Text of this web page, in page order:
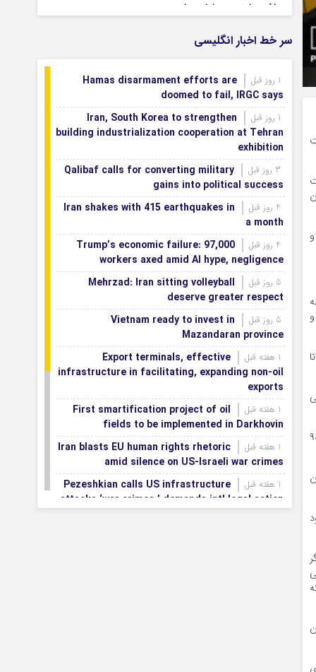
سه
و به حدود ۶۰۰ دستگاه اتوبوس در ۸۴ خط رسید و ۹۰
حاشیه زاینده‌رود ادامه دارد
۷۴ هزار زائر اصفهانی اربعین با اتوبوس
بازگشتند
شد
سر خط اخبار انگلیسی
Hamas disarmament efforts are
doomed to fail, IRGC says
Iran, South Korea to strengthen
building industrialization cooperation at Tehran
exhibition
Qalibaf calls for converting military
gains into political success
Iran shakes with 415 earthquakes in
a month
Trump’s economic failure: 97,000
workers axed amid AI hype, negligence
Mehrzad: Iran sitting volleyball
deserve greater respect
Vietnam ready to invest in
Mazandaran province
Export terminals, effective
infrastructure in facilitating, expanding non-oil
exports
First smartification project of oil
fields to be implemented in Darkhovin
Iran blasts EU human rights rhetoric
amid silence on US-Israeli war crimes
Pezeshkian calls US infrastructure
attacks ‘war crimes,’ demands intl legal action